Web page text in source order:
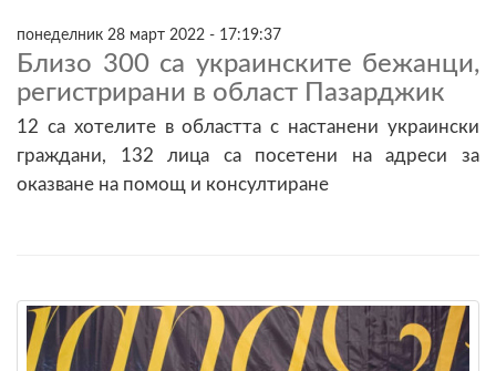
понеделник 28 март 2022 - 17:19:37
Близо 300 са украинските бежанци,
регистрирани в област Пазарджик
12 са хотелите в областта с настанени украински
граждани, 132 лица са посетени на адреси за
оказване на помощ и консултиране